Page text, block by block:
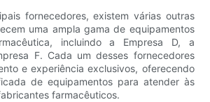
fornecedores, existem várias outras
uma ampla gama de equipamentos
incluindo a Empresa D, a
F. Cada um desses fornecedores
e experiência exclusivos, oferecendo
de equipamentos para atender às
farmacêuticos.